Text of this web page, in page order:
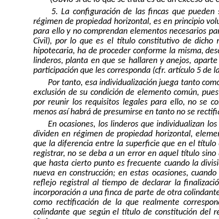
5. La configuración de las fincas que
régimen de propiedad horizontal, es en principio
para ello y no comprendan elementos necesarios
Civil), por lo que es el título constitutivo de dicho
hipotecaria, ha de proceder conforme la misma,
linderos, planta en que se hallaren y anejos,
participación que les corresponda (cfr. artículo 5 de
Por tanto, esa individualización juega tanto
exclusión de su condición de elemento común,
por reunir los requisitos legales para ello, no se
menos así habrá de presumirse en tanto no se
En ocasiones, los linderos que individualizan
dividen en régimen de propiedad horizontal,
que la diferencia entre la superficie que en el
registrar, no se deba a un error en aquel título
que hasta cierto punto es frecuente cuando la
nueva en construcción; en estas ocasiones,
reflejo registral al tiempo de declarar la
incorporación a una finca de parte de otra
como rectificación de la que realmente
colindante que según el título de constitución del